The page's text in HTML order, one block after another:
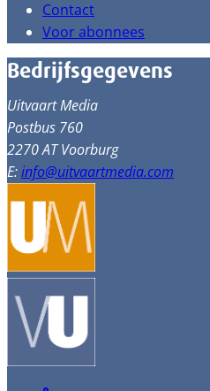
Contact
Voor abonnees
Bedrijfsgegevens
Uitvaart Media
Postbus 760
2270 AT Voorburg
E:info@uitvaartmedia.com